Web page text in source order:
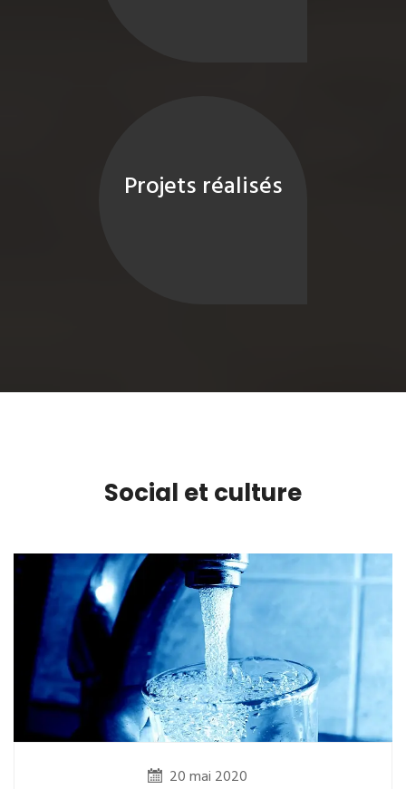
Projets réalisés
Social et culture
20 mai 2020